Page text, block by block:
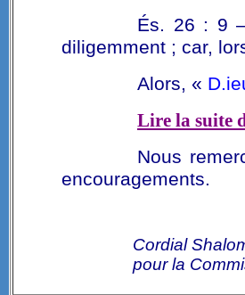
És. 26 : 9
diligemment ; car,
Alors, «
Lire la suite
Nous
encouragements.
Cordial
pour la